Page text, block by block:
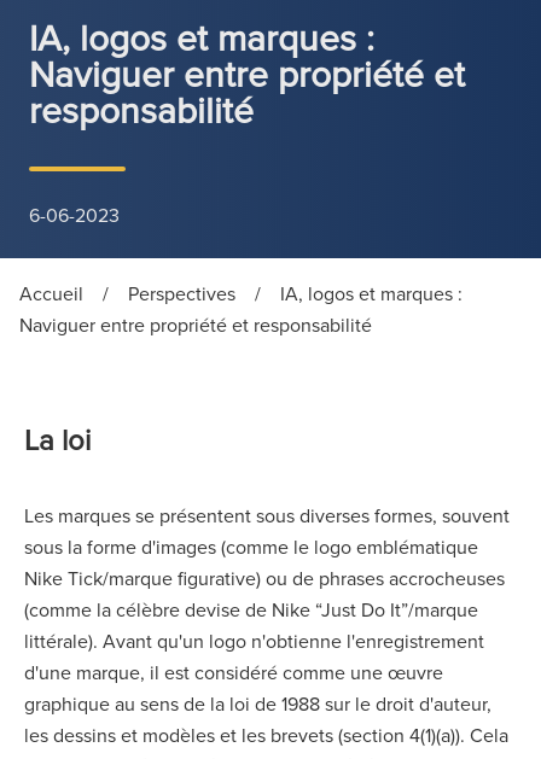
IA, logos et marques :
Naviguer entre propriété et
responsabilité
6-06-2023
Accueil / Perspectives /
IA, logos et marques :
Naviguer entre propriété et responsabilité
La loi
Les marques se présentent sous diverses formes, souvent
sous la forme d'images (comme le logo emblématique
Nike Tick/marque figurative) ou de phrases accrocheuses
(comme la célèbre devise de Nike “Just Do It”/marque
littérale). Avant qu'un logo n'obtienne l'enregistrement
d'une marque, il est considéré comme une œuvre
graphique au sens de la loi de 1988 sur le droit d'auteur,
les dessins et modèles et les brevets (section 4(1)(a)). Cela